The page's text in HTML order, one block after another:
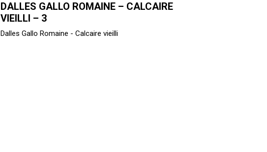
DALLES GALLO ROMAINE – CALCAIRE
VIEILLI – 3
Dalles Gallo Romaine - Calcaire vieilli